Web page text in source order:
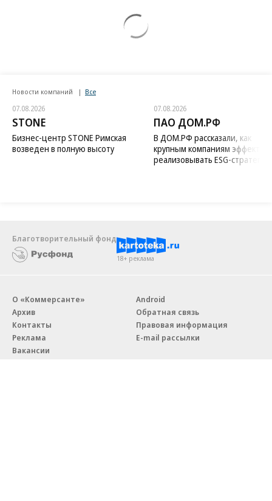
Новости компаний Все
07.08.2026
STONE
Бизнес-центр STONE Римская
возведен в полную высоту
07.08.2026
ПАО ДОМ.РФ
В ДОМ.РФ рассказали, как
крупным компаниям
реализовывать ESG-стратегию
Благотворительный фонд
18+ реклама
О «Коммерсанте»
Архив
Контакты
Реклама
Вакансии
Android
Обратная связь
Правовая информация
E-mail рассылки